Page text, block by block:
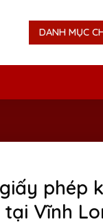
DANH MỤC
phép
Vĩnh